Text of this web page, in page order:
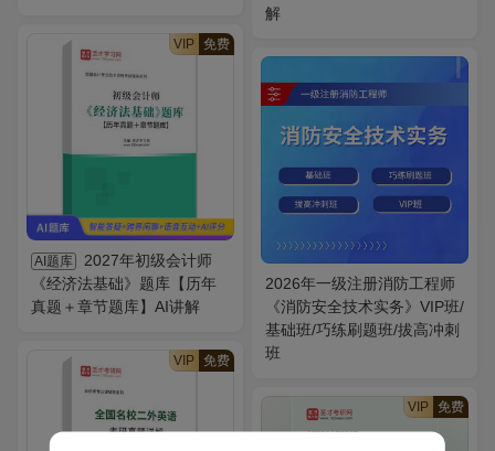
解
VIP 免费
AI题库
2027年初级会计师
《经济法基础》题库【历年
真题＋章节题库】AI讲解
2026年一级注册消防工程师
《消防安全技术实务》VIP班/
基础班/巧练刷题班/拔高冲刺
班
VIP 免费
VIP 免费